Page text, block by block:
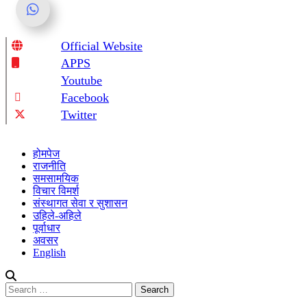
Online News Portal
Official Website
APPS
Youtube
Facebook
Twitter
होमपेज
राजनीति
समसामयिक
विचार विमर्श
संस्थागत सेवा र सुशासन
उहिले-अहिले
पूर्वाधार
अवसर
English
Search